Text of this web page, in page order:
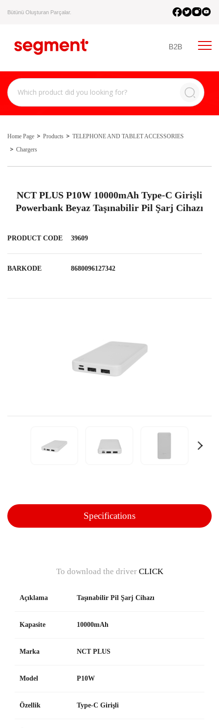
Bütünü Oluşturan Parçalar.
B2B
Home Page Products
TELEPHONE AND TABLET ACCESSORIES
Chargers
NCT PLUS P10W 10000mAh Type-C Girişli
Powerbank Beyaz Taşınabilir Pil Şarj Cihazı
PRODUCT CODE 39609
BARKODE 8680096127342
Specifications
To download the driver CLICK
Açıklama Taşınabilir Pil Şarj Cihazı
Kapasite 10000mAh
Marka NCT PLUS
Model P10W
Özellik Type-C Girişli